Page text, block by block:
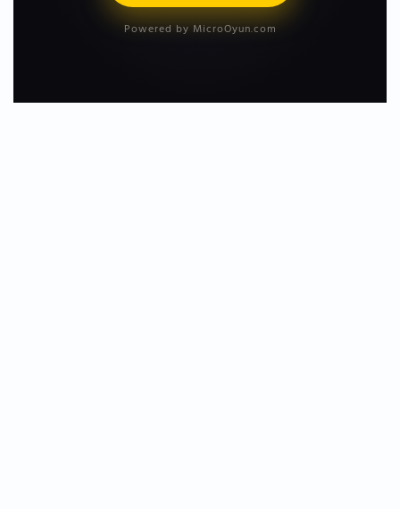
Powered by MicroOyun.com